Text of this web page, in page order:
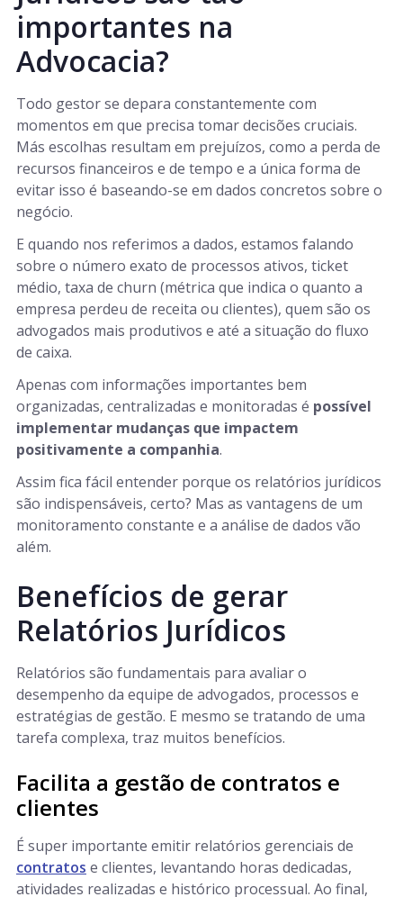
importantes na
Advocacia?
Todo gestor se depara constantemente com
momentos em que precisa tomar decisões cruciais.
Más escolhas resultam em prejuízos, como a perda de
recursos financeiros e de tempo e a única forma de
evitar isso é baseando-se em dados concretos sobre o
negócio.
E quando nos referimos a dados, estamos falando
sobre o número exato de processos ativos, ticket
médio, taxa de churn (métrica que indica o quanto a
empresa perdeu de receita ou clientes), quem são os
advogados mais produtivos e até a situação do fluxo
de caixa.
Apenas com informações importantes bem
organizadas, centralizadas e monitoradas é possível
implementar mudanças que impactem
positivamente a companhia.
Assim fica fácil entender porque os relatórios jurídicos
são indispensáveis, certo? Mas as vantagens de um
monitoramento constante e a análise de dados vão
além.
Benefícios de gerar
Relatórios Jurídicos
Relatórios são fundamentais para avaliar o
desempenho da equipe de advogados, processos e
estratégias de gestão. E mesmo se tratando de uma
tarefa complexa, traz muitos benefícios.
Facilita a gestão de contratos e
clientes
É super importante emitir relatórios gerenciais de
contratos e clientes, levantando horas dedicadas,
atividades realizadas e histórico processual. Ao final,